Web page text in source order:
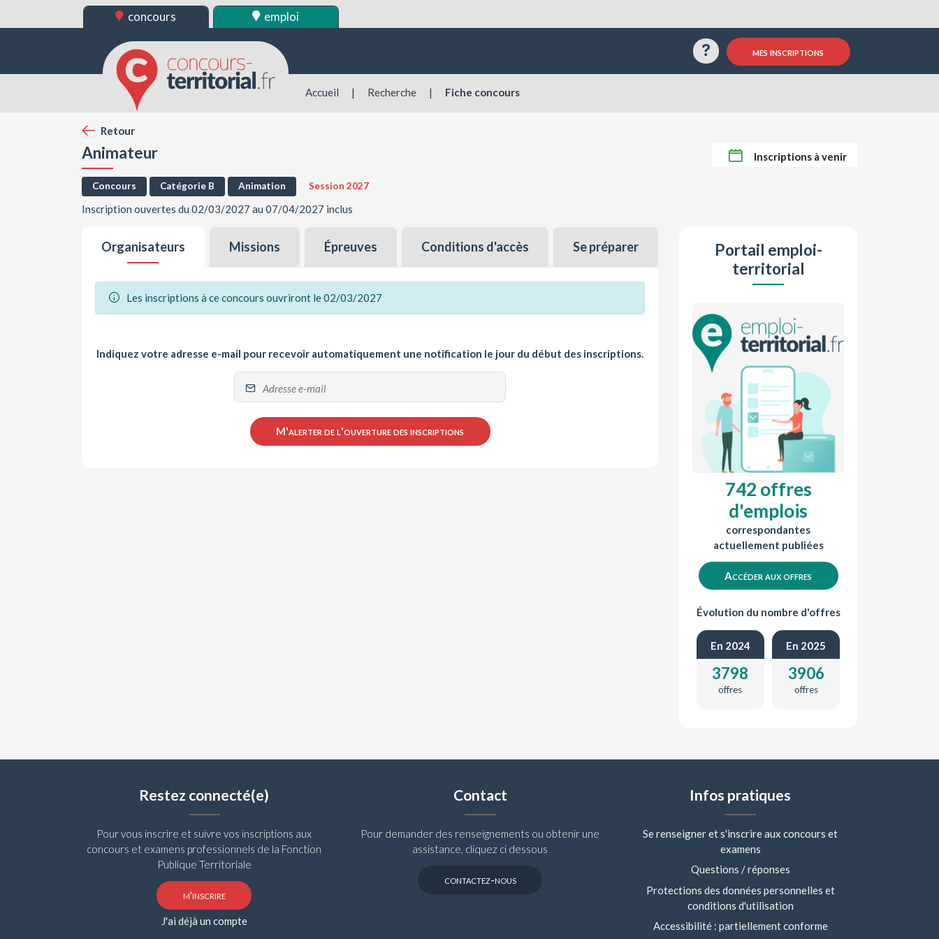
concours emploi
Questions / Réponses
mes inscriptions
Accueil | Recherche | Fiche concours
Retour
Animateur Inscriptions à venir
Concours Catégorie B Animation Session 2027
Inscription ouvertes du 02/03/2027 au 07/04/2027 inclus
Organisateurs Missions Épreuves Conditions d'accès Se préparer
Les inscriptions à ce concours ouvriront le 02/03/2027
Indiquez votre adresse e-mail pour recevoir automatiquement une notification le jour du début des inscriptions.
M'alerter de l'ouverture des inscriptions
Portail emploi-
territorial
742 offres
d'emplois
correspondantes
actuellement publiées
Accéder aux offres
Évolution du nombre d'offres
En 2024
3798
offres
En 2025
3906
offres
Restez connecté(e)
Pour vous inscrire et suivre vos inscriptions aux
concours et examens professionnels de la Fonction
Publique Territoriale
m'inscrire
J'ai déjà un compte
Contact
Pour demander des renseignements ou obtenir une
assistance, cliquez ci dessous
contactez-nous
Infos pratiques
Se renseigner et s'inscrire aux concours et
examens
Questions / réponses
Protections des données personnelles et
conditions d'utilisation
Accessibilité : partiellement conforme